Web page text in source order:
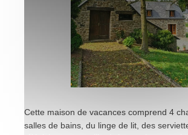
Cette maison de vacances comprend 4
salles de bains, du linge de lit, des